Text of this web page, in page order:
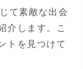
て素敵な出会
介します。こ
トを見つけて